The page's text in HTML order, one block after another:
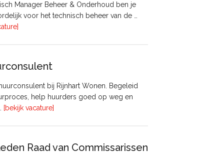
Manager Beheer & Onderhoud ben je
voor het technisch beheer van de …
Onderhoud
Pyloon
Vastgoedmanagement
bij Rijnhart Wonen. Begeleid
help huurders goed op weg en
[bekijk vacature]
Raad van Commissarissen